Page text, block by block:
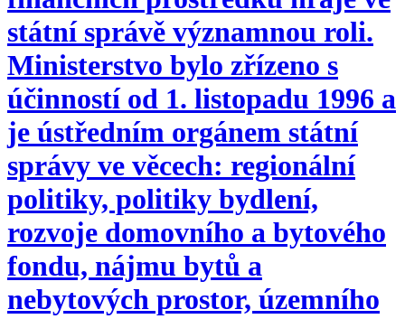
státní správě významnou roli.
Ministerstvo bylo zřízeno s
účinností od 1. listopadu 1996 a
je ústředním orgánem státní
správy ve věcech: regionální
politiky, politiky bydlení,
rozvoje domovního a bytového
fondu, nájmu bytů a
nebytových prostor, územního